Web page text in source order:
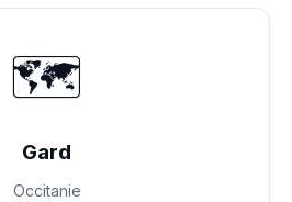
🗺️
Gard
Occitanie